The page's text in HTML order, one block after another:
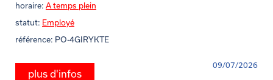
horaire: A temps plein
statut: Employé
référence: PO-4GIRYKTE
09/07/2026
plus d'infos